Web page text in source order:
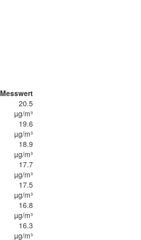
Messwert
20.5
µg/m³
19.6
µg/m³
18.9
µg/m³
17.7
µg/m³
17.5
µg/m³
16.8
µg/m³
16.3
µg/m³